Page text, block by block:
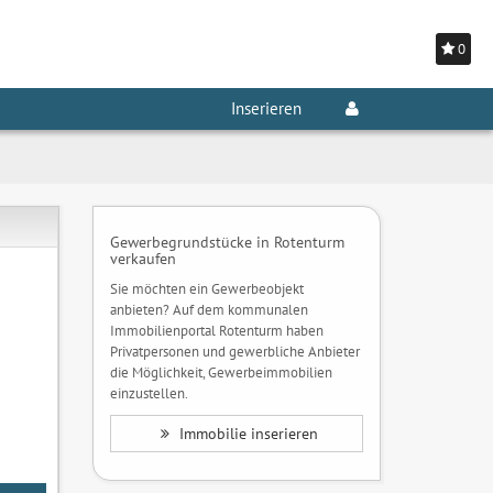
0
Inserieren
Gewerbegrundstücke in Rotenturm
verkaufen
Sie möchten ein Gewerbeobjekt
anbieten? Auf dem kommunalen
Immobilienportal Rotenturm haben
Privatpersonen und gewerbliche Anbieter
die Möglichkeit, Gewerbeimmobilien
einzustellen.
Immobilie inserieren